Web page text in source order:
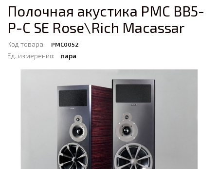
Полочная акустика PMC BB5-
P-C SE Rose\Rich Macassar
Код товара: PMC0052
Ед. измерения: пара